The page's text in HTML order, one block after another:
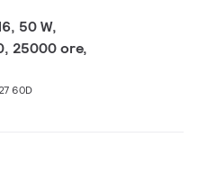
50 W,
25000 ore,
60D